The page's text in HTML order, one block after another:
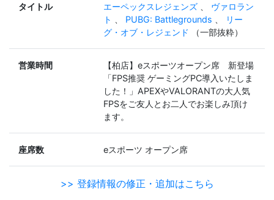
タイトル エーペックスレジェンズ
ヴァロラン
ト
PUBG: Battlegrounds
リー
グ・オブ・レジェンド
（一部抜粋）
営業時間
【柏店】eスポーツオープン席 新登場
「FPS推奨 ゲーミングPC導入いたしま
した！」APEXやVALORANTの大人気
FPSをご友人とお二人でお楽しみ頂け
ます。
座席数 eスポーツ オープン席
>> 登録情報の修正・追加はこちら